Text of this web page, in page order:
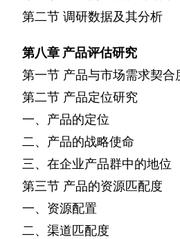
第二节 调研数据及其分析
第八章 产品评估研究
第一节 产品与市场需求契合
第二节 产品定位研究
一、产品的定位
二、产品的战略使命
三、在企业产品群中的地位
第三节 产品的资源匹配度
一、资源配置
二、渠道匹配度